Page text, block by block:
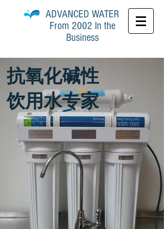
ADVANCED WATER
From 2002 In the
Business
抗氧化碱性
饮用水专家